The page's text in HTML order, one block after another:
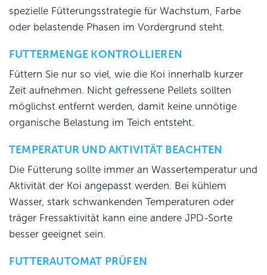
spezielle Fütterungsstrategie für Wachstum, Farbe
oder belastende Phasen im Vordergrund steht.
FUTTERMENGE KONTROLLIEREN
Füttern Sie nur so viel, wie die Koi innerhalb kurzer
Zeit aufnehmen. Nicht gefressene Pellets sollten
möglichst entfernt werden, damit keine unnötige
organische Belastung im Teich entsteht.
TEMPERATUR UND AKTIVITÄT BEACHTEN
Die Fütterung sollte immer an Wassertemperatur und
Aktivität der Koi angepasst werden. Bei kühlem
Wasser, stark schwankenden Temperaturen oder
träger Fressaktivität kann eine andere JPD-Sorte
besser geeignet sein.
FUTTERAUTOMAT PRÜFEN